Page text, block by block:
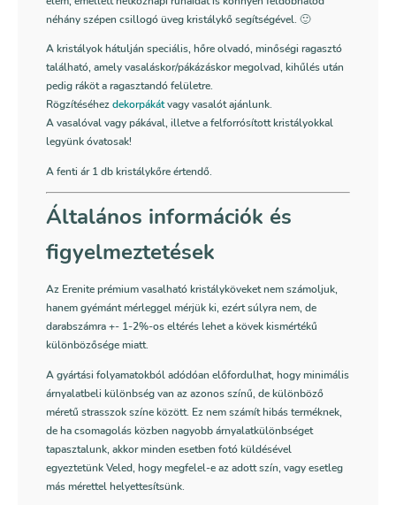
néhány szépen csillogó üveg kristálykő segítségével. 🙂
A kristályok hátulján speciális, hőre olvadó, minőségi ragasztó
található, amely vasaláskor/pákázáskor megolvad, kihűlés után
pedig ráköt a ragasztandó felületre.
Rögzítéséhezdekorpákátvagy vasalót ajánlunk.
A vasalóval vagy pákával, illetve a felforrósított kristályokkal
legyünk óvatosak!
A fenti ár 1 db kristálykőre értendő.
Általános információk és
figyelmeztetések
Az Erenite prémium vasalható kristályköveket nem számoljuk,
hanem gyémánt mérleggel mérjük ki, ezért súlyra nem, de
darabszámra +- 1-2%-os eltérés lehet a kövek kismértékű
különbözősége miatt.
A gyártási folyamatokból adódóan előfordulhat, hogy minimális
árnyalatbeli különbség van az azonos színű, de különböző
méretű strasszok színe között. Ez nem számít hibás terméknek,
de ha csomagolás közben nagyobb árnyalatkülönbséget
tapasztalunk, akkor minden esetben fotó küldésével
egyeztetünk Veled, hogy megfelel-e az adott szín, vagy esetleg
más mérettel helyettesítsünk.